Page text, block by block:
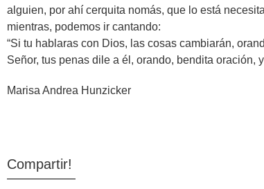
alguien, por ahí cerquita nomás, que lo está
mientras, podemos ir cantando:
“Si tu hablaras con Dios, las cosas cambiarán,
Señor, tus penas dile a él, orando, bendita oración,
Marisa Andrea Hunzicker
Compartir!